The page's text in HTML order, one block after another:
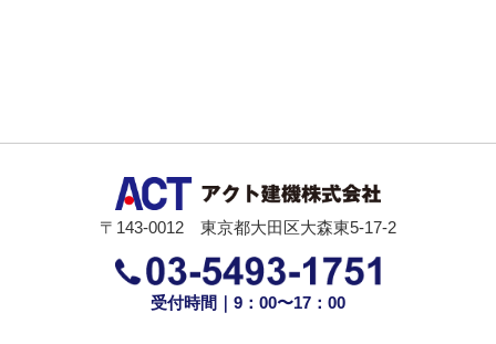
〒143-0012 東京都大田区大森東5-17-2
受付時間｜9：00〜17：00